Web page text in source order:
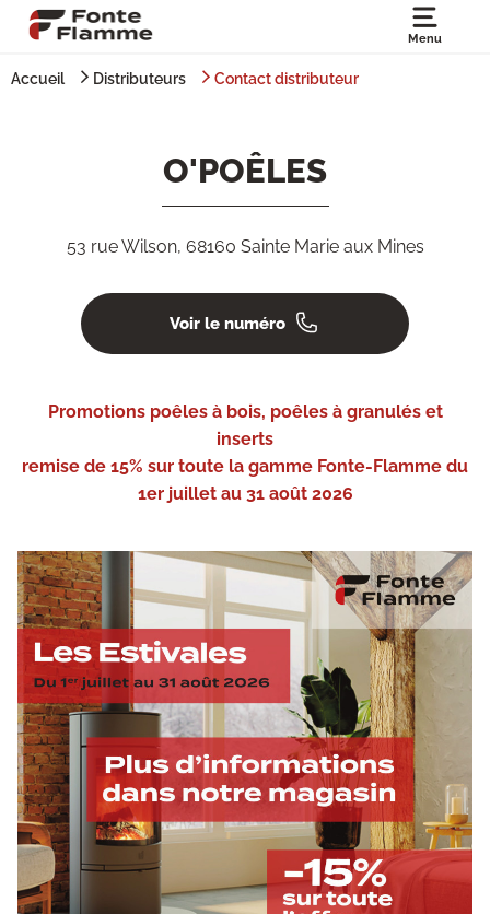
Menu
Accueil Distributeurs Contact distributeur
O'POÊLES
53 rue Wilson, 68160 Sainte Marie aux Mines
Voir le numéro
Promotions poêles à bois, poêles à granulés et
inserts
remise de 15% sur toute la gamme Fonte-Flamme du
1er juillet au 31 août 2026